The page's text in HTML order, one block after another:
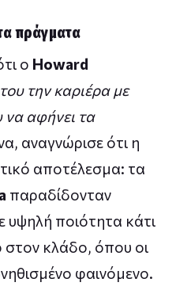
πράγματα
ο Howard
την καριέρα με
να αφήνει τα
αναγνώρισε ότι η
αποτέλεσμα: τα
παραδίδονταν
υψηλή ποιότητα κάτι
στον κλάδο, όπου οι
φαινόμενο.